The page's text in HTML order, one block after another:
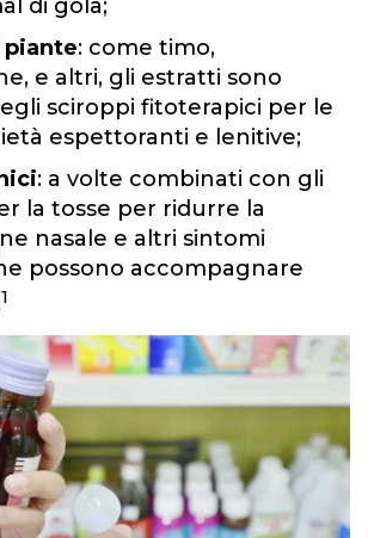
di gola;
: come timo,
e altri, gli estratti sono
sciroppi fitoterapici per le
espettoranti e lenitive;
: a volte combinati con gli
la tosse per ridurre la
nasale e altri sintomi
possono accompagnare
1